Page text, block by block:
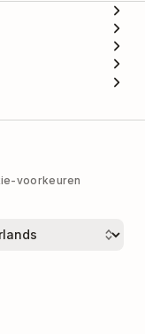
voorkeuren